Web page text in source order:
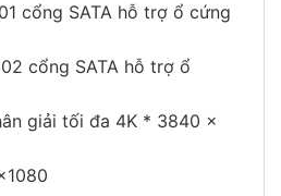
cổng SATA hỗ trợ ổ cứng
cổng SATA hỗ trợ ổ
giải tối đa 4K * 3840 x